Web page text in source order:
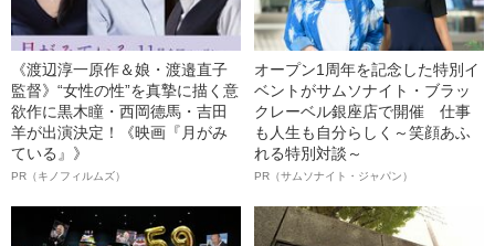
《渡辺淳一原作＆娘・渡邉直子
監督》“女性の性”を真摯に描く意
欲作に黒木瞳・西岡德馬・吉田
羊が出演決定！《映画『月がみ
ている』》
PR（キノフィルムズ）
オープン1周年を記念した特別イ
ベントがサムソナイト・ブラッ
クレーベル銀座店で開催 仕事
も人生も自分らしく～笑顔あふ
れる特別対談～
PR（サムソナイト・ジャパン）